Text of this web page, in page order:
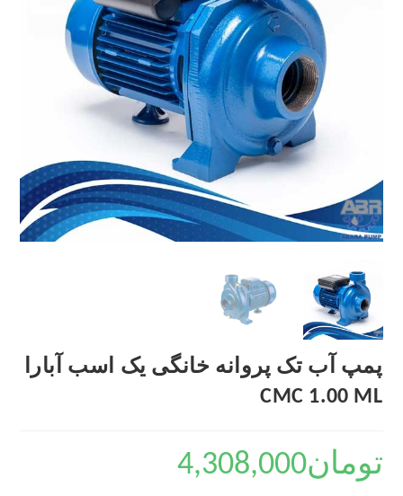
پمپ آب تک پروانه خانگی یک اسب آبارا
CMC 1.00 ML
تومان4,308,000